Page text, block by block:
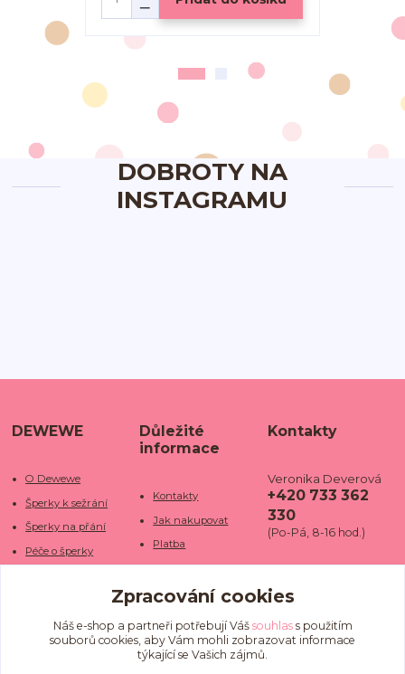
DOBROTY NA
INSTAGRAMU
DEWEWE
O Dewewe
Šperky k sežrání
Šperky na přání
Péče o šperky
Kamenné obchody
Fotogalerie
Důležité
informace
Kontakty
Jak nakupovat
Platba
Doba dodání
Doprava
Obchodní podmínky
Ochrana osobních
Kontakty
Veronika Deverová
+420 733 362
330
(Po-Pá, 8-16 hod.)
we.cz
Zpracování cookies
Náš e-shop a partneři potřebují Váš souhlass použitím
souborů cookies, aby Vám mohli zobrazovat informace
týkající se Vašich zájmů.